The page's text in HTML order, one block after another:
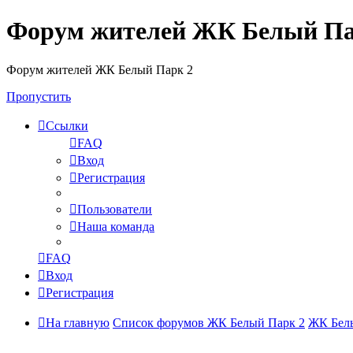
Форум жителей ЖК Белый
Форум жителей ЖК Белый Парк 2
Пропустить
Ссылки
FAQ
Вход
Регистрация
Пользователи
Наша команда
FAQ
Вход
Регистрация
На главную Список форумов ЖК Белый Парк 2 ЖК